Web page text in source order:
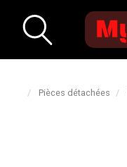
Pièces détachées